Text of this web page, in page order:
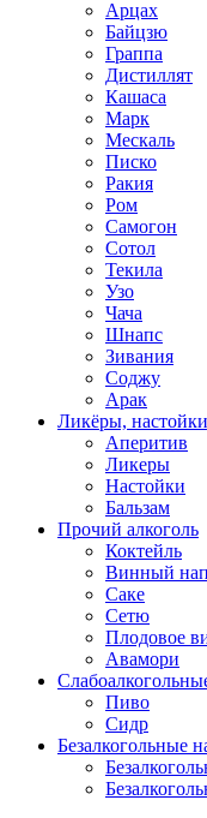
Арцах
Байцзю
Граппа
Дистиллят
Кашаса
Марк
Мескаль
Писко
Ракия
Ром
Самогон
Сотол
Текила
Узо
Чача
Шнапс
Зивания
Соджу
Арак
Ликёры,
Аперитив
Ликеры
Настойки
Бальзам
Прочий алкоголь
Коктейль
Винный
Саке
Сетю
Плодовое
Авамори
Пиво
Сидр
Безалкогольные